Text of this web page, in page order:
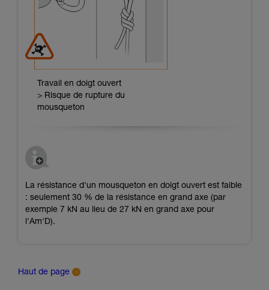
Travail en doigt ouvert
> Risque de rupture du
mousqueton
La résistance d'un mousqueton en doigt ouvert est faible
: seulement 30 % de la résistance en grand axe (par
exemple 7 kN au lieu de 27 kN en grand axe pour
l'Am'D).
Haut de page